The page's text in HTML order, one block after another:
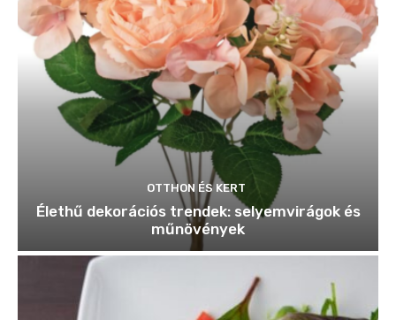
OTTHON ÉS KERT
Élethű dekorációs trendek: selyemvirágok és
műnövények